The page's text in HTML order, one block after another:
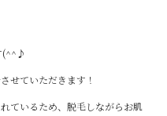
(^^♪
せていただきます！
ているため、脱毛しながらお肌